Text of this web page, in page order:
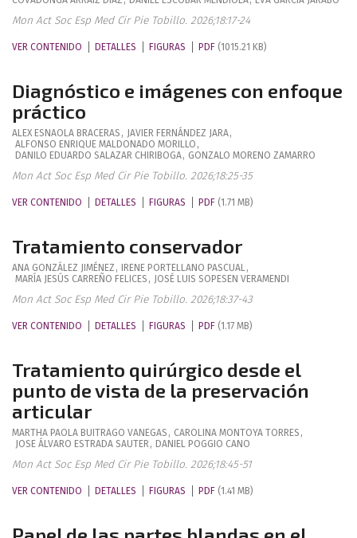
Mon Act Soc Esp Med Cir Pie Tobillo. 2026;18:17-24
VER CONTENIDO DETALLES FIGURAS PDF (1015.21 KB)
Diagnóstico e imágenes con enfoque
práctico
ALEX ESNAOLA BRACERAS , JAVIER FERNÁNDEZ JARA,
ALFONSO ENRIQUE MALDONADO MORILLO ,
DANILO EDUARDO SALAZAR CHIRIBOGA, GONZALO MORENO ZAMARRO
Mon Act Soc Esp Med Cir Pie Tobillo. 2026;18:25-35
VER CONTENIDO DETALLES FIGURAS PDF (1.71 MB)
Tratamiento conservador
ANA GONZÁLEZ JIMÉNEZ , IRENE PORTELLANO PASCUAL,
MARÍA JESÚS CARREÑO FELICES , JOSÉ LUIS SOPESEN VERAMENDI
Mon Act Soc Esp Med Cir Pie Tobillo. 2026;18:37-43
VER CONTENIDO DETALLES FIGURAS PDF (1.17 MB)
Tratamiento quirúrgico desde el
punto de vista de la preservación
articular
MARTHA PAOLA BUITRAGO VANEGAS , CAROLINA MONTOYA TORRES ,
JOSE ÁLVARO ESTRADA SAUTER, DANIEL POGGIO CANO
Mon Act Soc Esp Med Cir Pie Tobillo. 2026;18:45-51
VER CONTENIDO DETALLES FIGURAS PDF (1.41 MB)